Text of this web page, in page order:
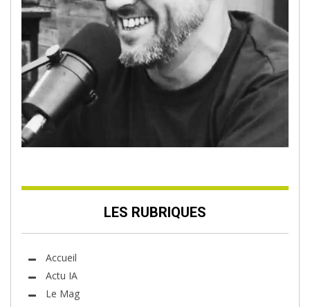
LES RUBRIQUES
Accueil
Actu IA
Le Mag